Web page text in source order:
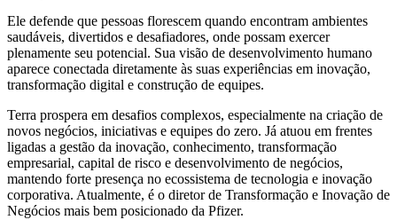
Ele defende que pessoas florescem quando encontram ambientes
saudáveis, divertidos e desafiadores, onde possam exercer
plenamente seu potencial. Sua visão de desenvolvimento humano
aparece conectada diretamente às suas experiências em inovação,
transformação digital e construção de equipes.
Terra prospera em desafios complexos, especialmente na criação de
novos negócios, iniciativas e equipes do zero. Já atuou em frentes
ligadas a gestão da inovação, conhecimento, transformação
empresarial, capital de risco e desenvolvimento de negócios,
mantendo forte presença no ecossistema de tecnologia e inovação
corporativa. Atualmente, é o diretor de Transformação e Inovação de
Negócios mais bem posicionado da Pfizer.